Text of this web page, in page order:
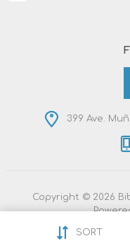
399 Ave.
Copyright © 2026
SORT